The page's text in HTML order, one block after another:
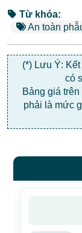
Từ khóa:
An toàn
(*) Lưu Ý:
có
Bảng giá
phải là mức